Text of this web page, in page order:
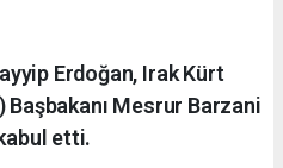
Erdoğan, Irak Kürt
Mesrur Barzani
etti.